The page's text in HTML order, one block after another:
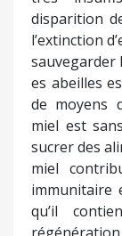
disparition
l’extinction
sauvegarder
es abeilles
de moyens
miel est
sucrer des
miel
immunitaire
qu’il